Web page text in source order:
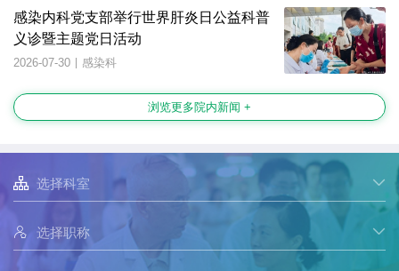
感染内科党支部举行世界肝炎日公益科普
义诊暨主题党日活动
2026-07-30 | 感染科
浏览更多院内新闻 +

